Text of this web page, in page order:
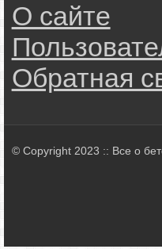
О сайте
Обратная
© Copyright 2023 :: Все о